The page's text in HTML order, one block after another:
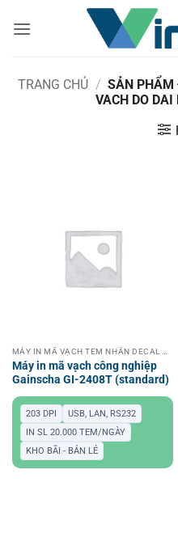
qua
TRANG CHỦ / SẢN PHẨM
VACH DO
Máy in mã vạch công nghiệp
Gainscha GI-2408T (standard)
203 DPI
USB, LAN, RS232
IN SL 20.000 TEM/NGÀY
KHO BÃI - BÁN LẺ